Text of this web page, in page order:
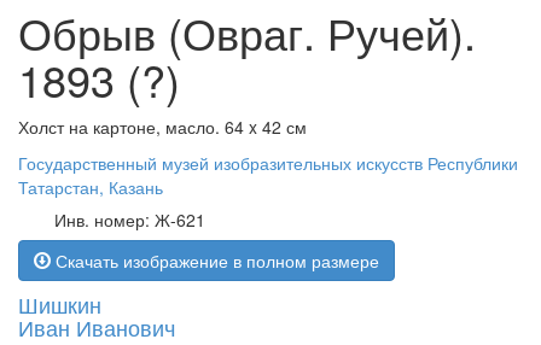
Обрыв (Овраг. Ручей).
1893 (?)
Холст на картоне, масло. 64 x 42 см
Государственный музей изобразительных искусств Республики
Татарстан, Казань
Инв. номер: Ж-621
Скачать изображение в полном размере
Шишкин
Иван Иванович